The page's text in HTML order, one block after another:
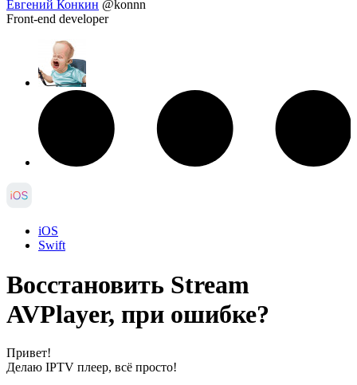
Евгений Конкин @konnn
Front-end developer
iOS
Swift
Восстановить Stream
AVPlayer, при ошибке?
Привет!
Делаю IPTV плеер, всё просто!